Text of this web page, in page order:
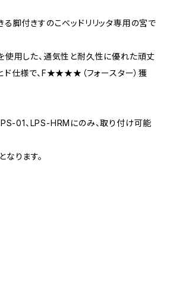
脚付きすのこベッドリリッタ専用の宮で
使用した、通気性と耐久性に優れた頑丈
ド仕様で、F★★★★（フォースター）獲
01、LPS-HRMにのみ、取り付け可能
ります。